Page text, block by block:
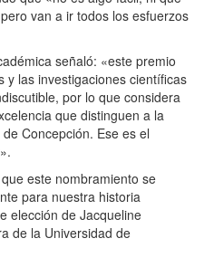
van a ir todos los esfuerzos
señaló: «este premio
y las investigaciones científicas
por lo que considera
que distinguen a la
Concepción. Ese es el
este nombramiento se
para nuestra historia
elección de Jacqueline
de la Universidad de